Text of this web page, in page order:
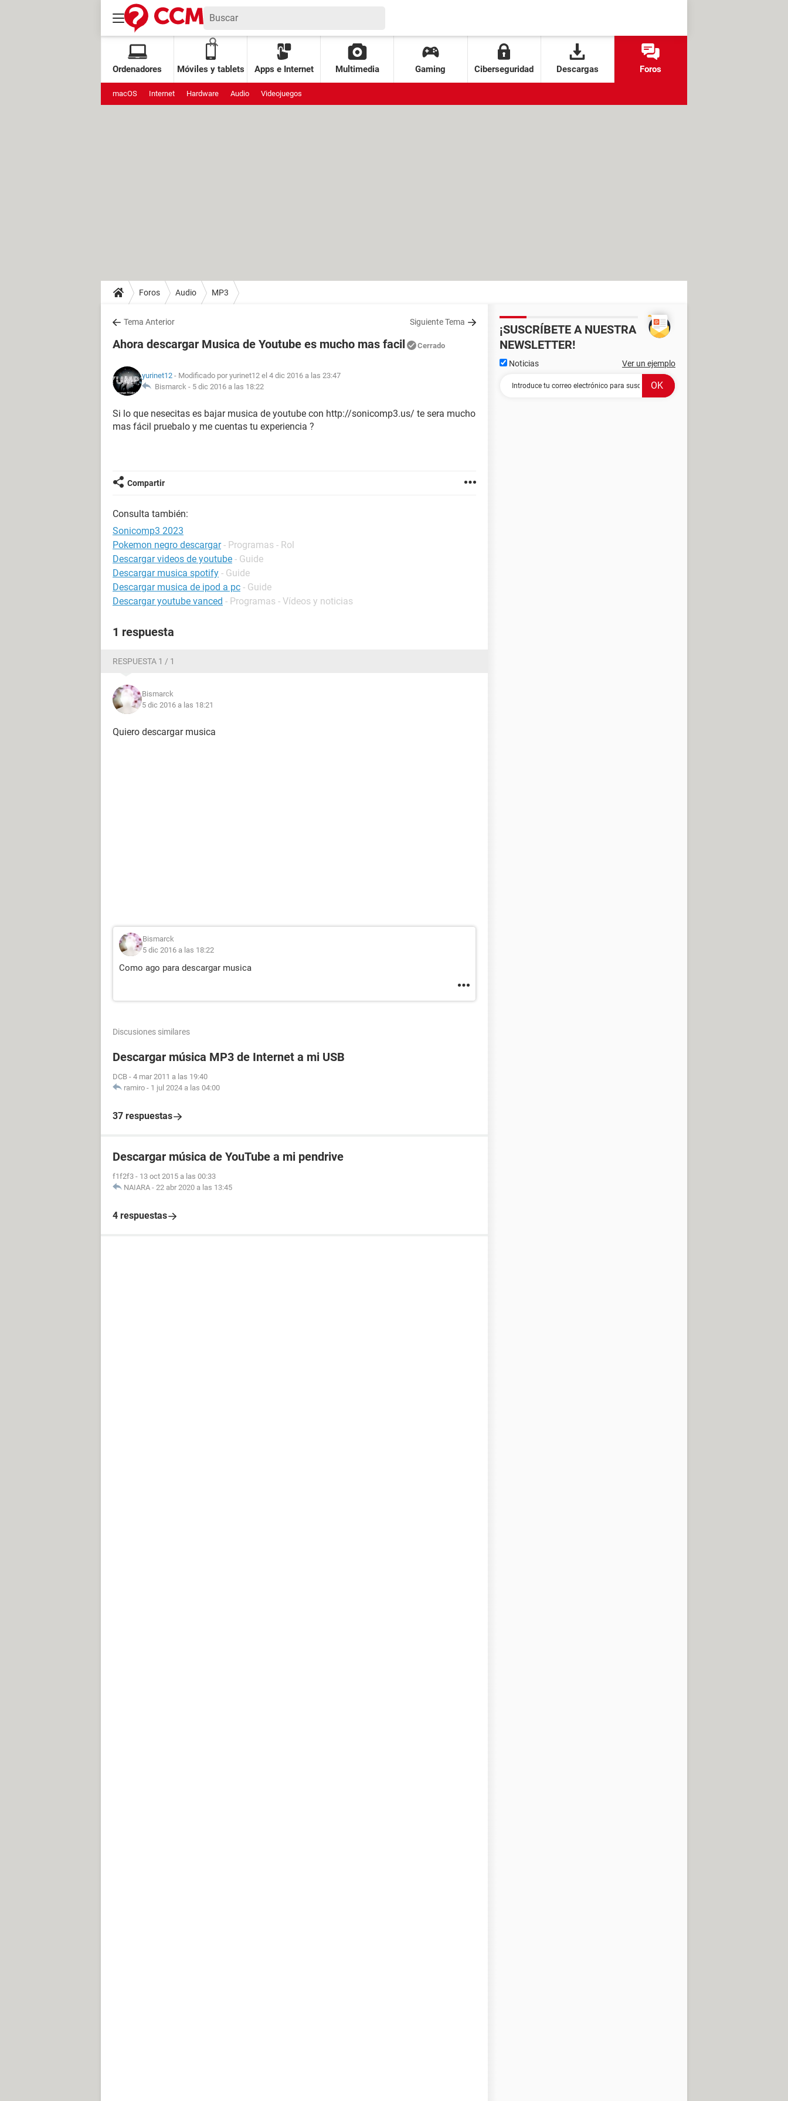
Ordenadores Móviles y tablets Apps e Internet Multimedia Gaming Ciberseguridad Descargas Foros
macOS Internet Hardware Audio Videojuegos
Foros Audio MP3
Tema Anterior Siguiente Tema
Ahora descargar Musica de Youtube es mucho mas facil Cerrado
yurinet12 - Modificado por yurinet12 el 4 dic 2016 a las 23:47
Bismarck - 5 dic 2016 a las 18:22
Si lo que nesecitas es bajar musica de youtube con http://sonicomp3.us/ te sera mucho
mas fácil pruebalo y me cuentas tu experiencia ?
Compartir
Consulta también:
Sonicomp3 2023
Pokemon negro descargar - Programas - Rol
Descargar videos de youtube - Guide
Descargar musica spotify - Guide
Descargar musica de ipod a pc - Guide
Descargar youtube vanced - Programas - Vídeos y noticias
1 respuesta
RESPUESTA 1 / 1
Bismarck
5 dic 2016 a las 18:21
Quiero descargar musica
Bismarck
5 dic 2016 a las 18:22
Como ago para descargar musica
Discusiones similares
Descargar música MP3 de Internet a mi USB
DCB - 4 mar 2011 a las 19:40
ramiro - 1 jul 2024 a las 04:00
37 respuestas
Descargar música de YouTube a mi pendrive
f1f2f3 - 13 oct 2015 a las 00:33
NAIARA - 22 abr 2020 a las 13:45
4 respuestas
¡SUSCRÍBETE A NUESTRA
NEWSLETTER!
Noticias Ver un ejemplo